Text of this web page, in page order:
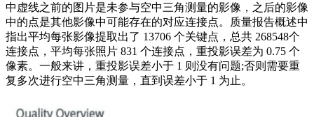
中虚线之前的图片是未参与空中三角测量的影像，之后的影像
中的点是其他影像中可能存在的对应连接点。质量报告概述中
指出平均每张影像提取出了 13706 个关键点，总共 268548个
连接点，平均每张照片 831 个连接点，重投影误差为 0.75 个
像素。一般来讲，重投影误差小于 1 则没有问题;否则需要重
复多次进行空中三角测量，直到误差小于 1 为止。